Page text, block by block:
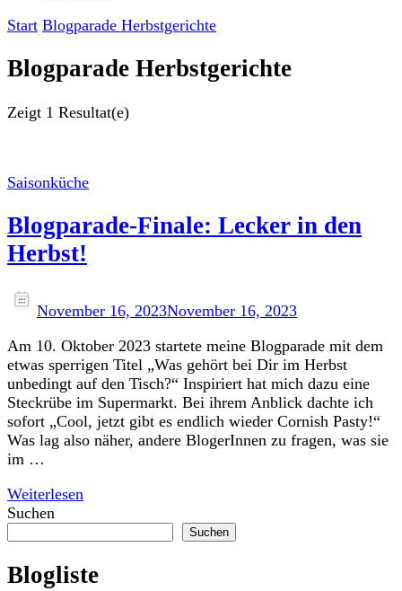
Start Blogparade Herbstgerichte
Blogparade Herbstgerichte
Zeigt 1 Resultat(e)
Saisonküche
Blogparade-Finale: Lecker in den
Herbst!
November 16, 2023November 16, 2023
Am 10. Oktober 2023 startete meine Blogparade mit dem
etwas sperrigen Titel „Was gehört bei Dir im Herbst
unbedingt auf den Tisch?“ Inspiriert hat mich dazu eine
Steckrübe im Supermarkt. Bei ihrem Anblick dachte ich
sofort „Cool, jetzt gibt es endlich wieder Cornish Pasty!“
Was lag also näher, andere BlogerInnen zu fragen, was sie
im …
Weiterlesen
Suchen
Suchen
Blogliste